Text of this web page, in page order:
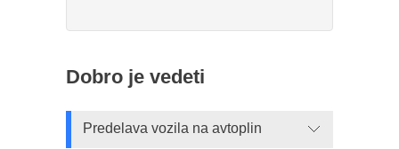
Dobro je vedeti
Predelava vozila na avtoplin